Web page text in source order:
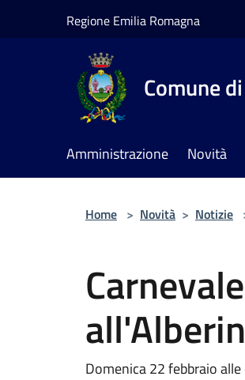
Regione Emilia Romagna
Comune
Amministrazione Novità
Home > Novità > Notizie
Domenica 22 febbraio